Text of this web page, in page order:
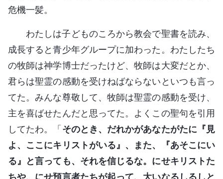
危機一髪。
わたしは子どものころから教会で聖書を読み、
成長すると青少年グループに加わった。わたしたち
の牧師は神学博士だったけど、牧師は大変だとか、
君らは聖霊の感動を受けねばならないといつも言っ
てた。みんな尊敬して、牧師は聖霊の感動を受け、
主を喜ばせたんだと思ってた。よくこの聖句を引用
してたわ。「そのとき、だれかがあなたがたに『見
よ、ここにキリストがいる』、また、『あそこにい
る』と言っても、それを信じるな。にせキリストた
ちや、にせ預言者たちが起って、大いなるしるしと